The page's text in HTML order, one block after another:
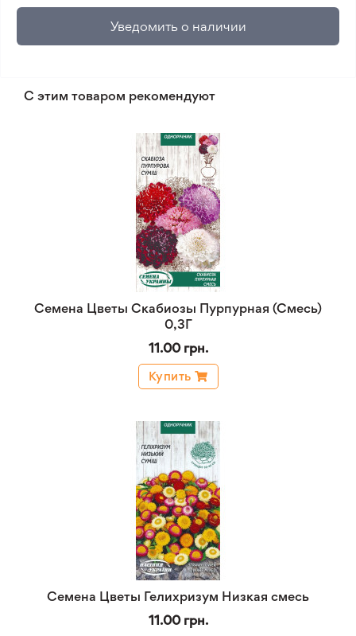
Уведомить о наличии
С этим товаром рекомендуют
Семена Цветы Скабиозы Пурпурная (Смесь)
0,3Г
11.00 грн.
Купить
Семена Цветы Гелихризум Низкая смесь
11.00 грн.